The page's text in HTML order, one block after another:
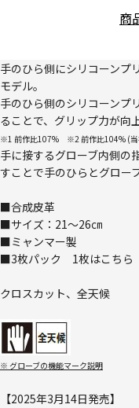
商
手のひら側にシリコーンプ
モデル。
手のひら側のシリコーン
ることで、グリップ力が向
※1 前作比107% ※2 前作比104% (当
手に接するグローブ内側の
すことで手のひらとグロー
■合成皮革
■サイズ：21～26㎝
■ミャンマー製
■3枚パック 1枚はこちら
クロスカット、全天候
※ グローブの機能マーク説明
【2025年3月14日発売】